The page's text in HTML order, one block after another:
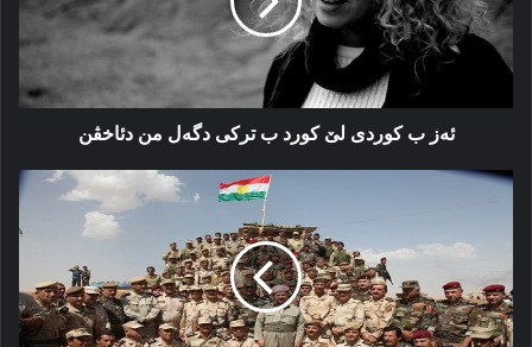
ب
تركی
دگەل
من
دئاخڤنئەز ب كوردی لێ كورد ب تركی دگەل من دئاخڤن
بارزانی:
داعش
تێكشكاندی
پێشمەرگە
بوو